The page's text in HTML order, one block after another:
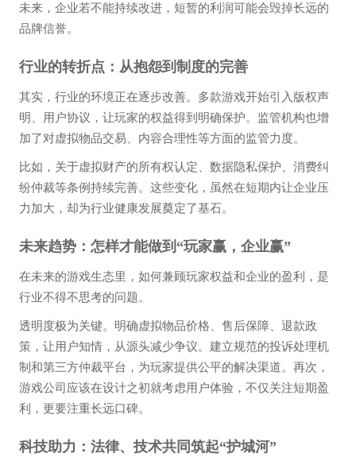
未来，企业若不能持续改进，短暂的利润可能会毁掉长远的
品牌信誉。
行业的转折点：从抱怨到制度的完善
其实，行业的环境正在逐步改善。多款游戏开始引入版权声
明、用户协议，让玩家的权益得到明确保护。监管机构也增
加了对虚拟物品交易、内容合理性等方面的监管力度。
比如，关于虚拟财产的所有权认定、数据隐私保护、消费纠
纷仲裁等条例持续完善。这些变化，虽然在短期内让企业压
力加大，却为行业健康发展奠定了基石。
未来趋势：怎样才能做到“玩家赢，企业赢”
在未来的游戏生态里，如何兼顾玩家权益和企业的盈利，是
行业不得不思考的问题。
透明度极为关键。明确虚拟物品价格、售后保障、退款政
策，让用户知情，从源头减少争议。建立规范的投诉处理机
制和第三方仲裁平台，为玩家提供公平的解决渠道。再次，
游戏公司应该在设计之初就考虑用户体验，不仅关注短期盈
利，更要注重长远口碑。
科技助力：法律、技术共同筑起“护城河”